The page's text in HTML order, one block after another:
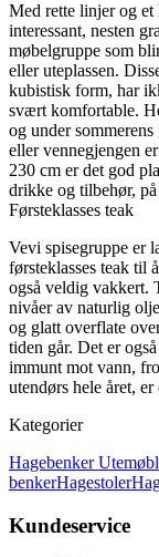
Med rette linjer og et
interessant, nesten
møbelgruppe som
eller uteplassen.
kubistisk form, har
svært komfortable.
og under
eller vennegjengen
230 cm er det god
drikke og tilbehør,
Førsteklasses teak
Vevi spisegruppe er
førsteklasses teak til
også veldig vakkert.
nivåer av naturlig
og glatt overflate
tiden går. Det er
immunt mot vann,
utendørs hele året,
Kategorier
Hagebenker
benkerHagestoler
Kundeservice